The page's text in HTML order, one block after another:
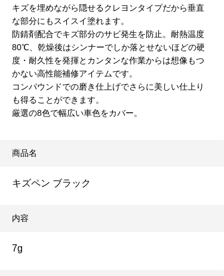
キズを埋めながら隠せるクレヨンタイプだから垂直
な部分にもスイスイ塗れます。
防錆剤配合でキズ部分のサビ発生を防止。耐熱温度
80℃、乾燥後はシンナーでしか落とせないほどの硬
度・耐久性を発揮とカンタンな作業からは想像もつ
かない高性能補修アイテムです。
コンパウンドでの磨き仕上げでさらに美しい仕上り
も得ることができます。
厳選の8色で幅広い車色をカバー。
商品名
キズペン ブラック
内容
7g